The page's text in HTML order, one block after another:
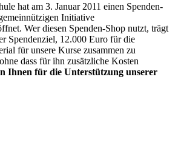
hat am 3. Januar 2011 einen Spenden-
Initiative
Wer diesen Spenden-Shop nutzt, trägt
Spendenziel, 12.000 Euro für die
für unsere Kurse zusammen zu
dass für ihn zusätzliche Kosten
Ihnen für die Unterstützung unserer